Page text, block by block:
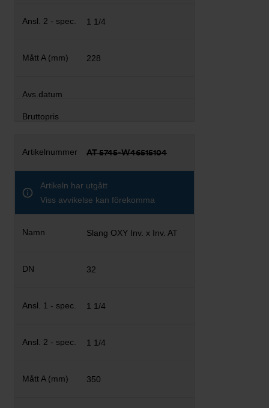
1 1/4
228
AT 5745-W46515104
Artikeln har utgått
Viss avvikelse kan förekomma
Slang OXY Inv. x Inv. AT
32
1 1/4
1 1/4
350